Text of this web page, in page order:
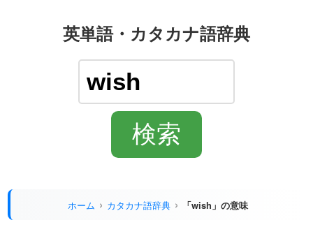
英単語・カタカナ語辞典
ホーム カタカナ語辞典 「wish」の意味